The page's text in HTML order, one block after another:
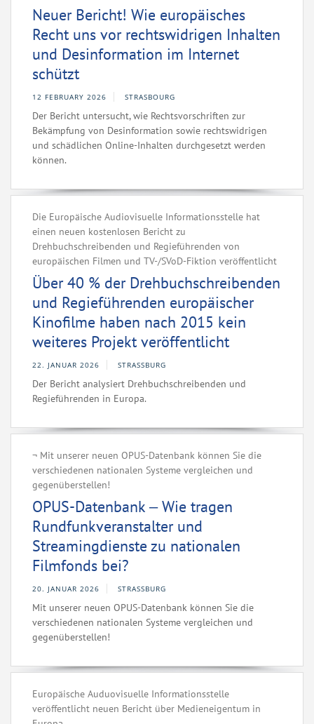
Neuer Bericht! Wie europäisches
Recht uns vor rechtswidrigen Inhalten
und Desinformation im Internet
schützt
12 FEBRUARY 2026 STRASBOURG
Der Bericht untersucht, wie Rechtsvorschriften zur
Bekämpfung von Desinformation sowie rechtswidrigen
und schädlichen Online-Inhalten durchgesetzt werden
können.
Die Europäische Audiovisuelle Informationsstelle hat
einen neuen kostenlosen Bericht zu
Drehbuchschreibenden und Regieführenden von
europäischen Filmen und TV-/SVoD-Fiktion veröffentlicht
Über 40 % der Drehbuchschreibenden
und Regieführenden europäischer
Kinofilme haben nach 2015 kein
weiteres Projekt veröffentlicht
22. JANUAR 2026 STRASSBURG
Der Bericht analysiert Drehbuchschreibenden und
Regieführenden in Europa.
¬ Mit unserer neuen OPUS-Datenbank können Sie die
verschiedenen nationalen Systeme vergleichen und
gegenüberstellen!
OPUS-Datenbank ‒ Wie tragen
Rundfunkveranstalter und
Streamingdienste zu nationalen
Filmfonds bei?
20. JANUAR 2026 STRASSBURG
­Mit unserer neuen OPUS-Datenbank können Sie die
verschiedenen nationalen Systeme vergleichen und
gegenüberstellen!
Europäische Auduovisuelle Informationsstelle
veröffentlicht neuen Bericht über Medieneigentum in